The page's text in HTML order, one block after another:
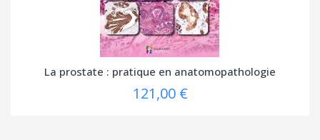
La prostate : pratique en anatomopathologie
121,00 €